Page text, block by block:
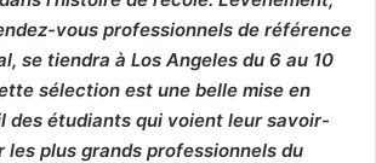
vous professionnels de référence
se tiendra à Los Angeles du 6 au 10
sélection est une belle mise en
des étudiants qui voient leur savoir-
les plus grands professionnels du